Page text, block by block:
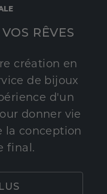
RÊVES
création en
de bijoux
d'un
donner vie
la conception
final.